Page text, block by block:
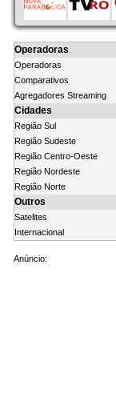
Operadoras
Operadoras
Comparativos
Agregadores Streaming
Cidades
Região Sul
Região Sudeste
Região Centro-Oeste
Região Nordeste
Região Norte
Outros
Satelites
Internacional
Anúncio: